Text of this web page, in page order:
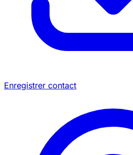
Enregistrer contact